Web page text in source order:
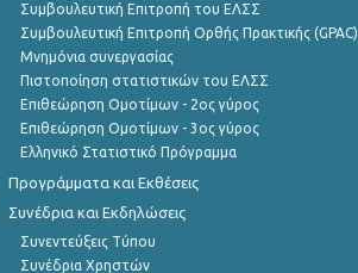
Συμβουλευτική Επιτροπή του ΕΛΣΣ
Συμβουλευτική Επιτροπή Ορθής Πρακτικής (GPAC)
Μνημόνια συνεργασίας
Πιστοποίηση στατιστικών του ΕΛΣΣ
Επιθεώρηση Ομοτίμων - 2ος γύρος
Επιθεώρηση Ομοτίμων - 3ος γύρος
Ελληνικό Στατιστικό Πρόγραμμα
Προγράμματα και Εκθέσεις
Συνέδρια και Εκδηλώσεις
Συνεντεύξεις Τύπου
Συνέδρια Χρηστών